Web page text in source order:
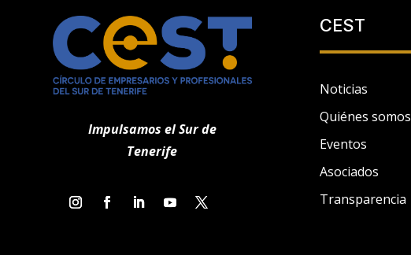
Impulsamos el Sur de
Tenerife
CEST
Noticias
Quiénes somos
Eventos
Asociados
Transparencia